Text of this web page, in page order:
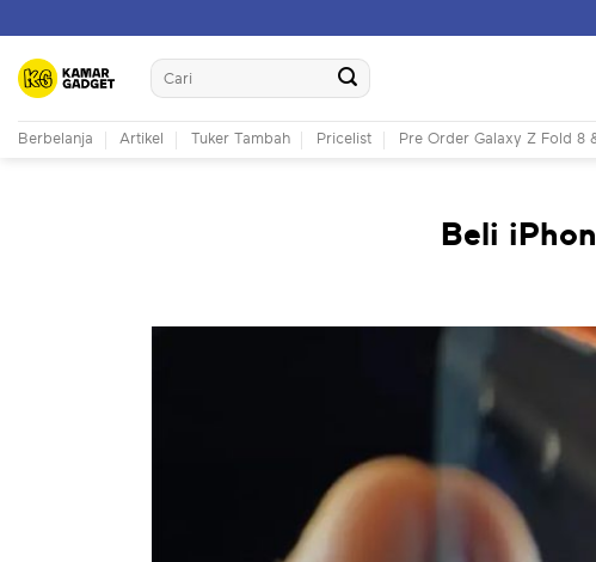
content
Search
for:
Berbelanja Artikel Tuker Tambah Pricelist Pre Order Galaxy Z Fold 8
Beli